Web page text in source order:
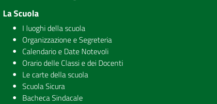
La Scuola
I luoghi della scuola
Organizzazione e Segreteria
Calendario e Date Notevoli
Orario delle Classi e dei Docenti
Le carte della scuola
Scuola Sicura
Bacheca Sindacale